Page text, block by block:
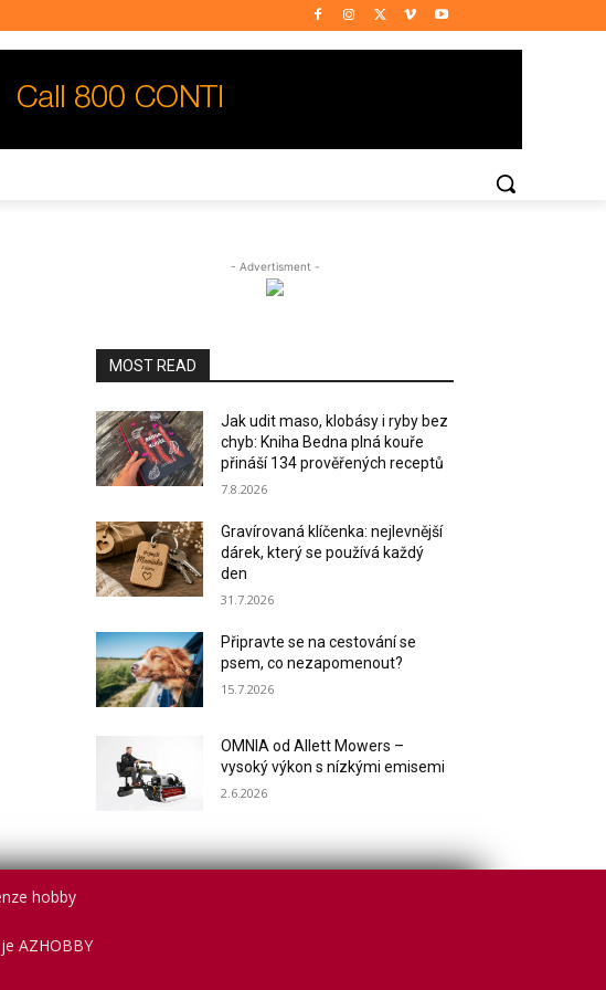
- Advertisment -
MOST READ
Jak udit maso, klobásy i ryby bez
chyb: Kniha Bedna plná kouře
přináší 134 prověřených receptů
7.8.2026
Gravírovaná klíčenka: nejlevnější
dárek, který se používá každý
den
31.7.2026
Připravte se na cestování se
psem, co nezapomenout?
15.7.2026
OMNIA od Allett Mowers –
vysoký výkon s nízkými emisemi
2.6.2026
hobby
AZHOBBY